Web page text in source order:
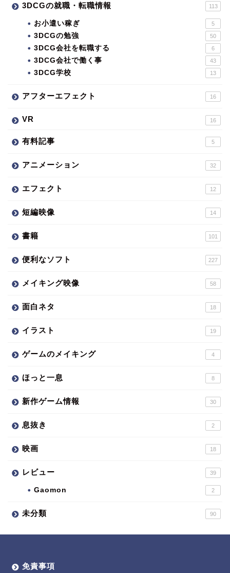
3DCGの就職・転職情報 113
お小遣い稼ぎ 5
3DCGの勉強 50
3DCG会社を転職する 6
3DCG会社で働く事 43
3DCG学校 13
アフターエフェクト 16
VR 16
有料記事 5
アニメーション 32
エフェクト 12
短編映像 14
書籍 101
便利なソフト 227
メイキング映像 58
面白ネタ 18
イラスト 19
ゲームのメイキング 4
ほっと一息 8
新作ゲーム情報 30
息抜き 2
映画 18
レビュー 39
Gaomon 2
未分類 90
免責事項